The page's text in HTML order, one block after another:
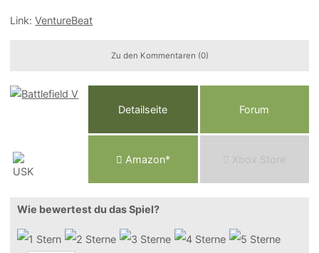
Link:VentureBeat
Zu den Kommentaren (0)
Detailseite Forum
Amazon* Xbox Store
Wie bewertest du das Spiel?